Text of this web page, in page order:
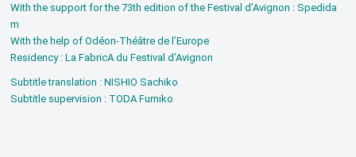
With the support for the 73th edition of the Festival d’Avignon : Spedida
m
With the help of Odéon-Théâtre de l’Europe
Residency : La FabricA du Festival d’Avignon
Subtitle translation : NISHIO Sachiko
Subtitle supervision : TODA Fumiko